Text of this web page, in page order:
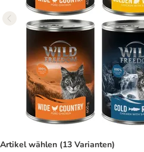
Artikel wählen (13 Varianten)